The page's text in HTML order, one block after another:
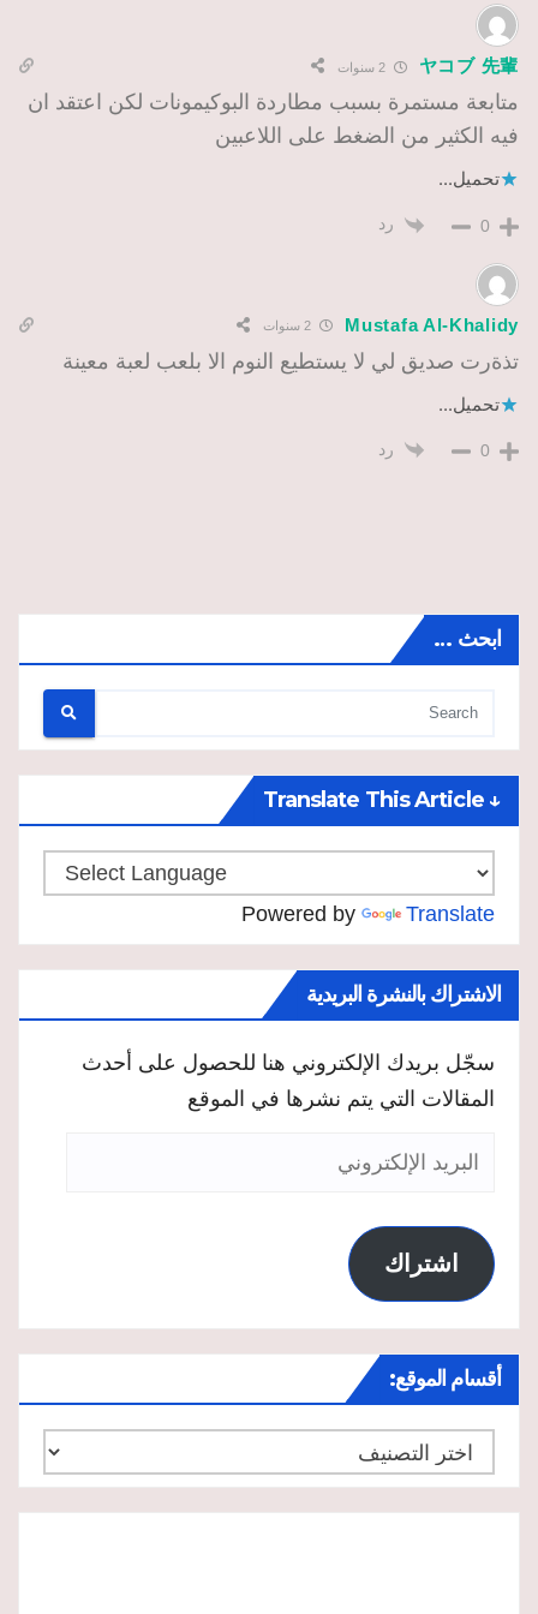
ヤコブ 先輩 2 سنوات
متابعة مستمرة بسبب مطاردة البوكيمونات لكن اعتقد ان
فيه الكثير من الضغط على اللاعبين
تحميل...
0 رد
Mustafa Al-Khalidy
تذةرت صديق لي لا يستطيع النوم الا بلعب لعبة معينة
تحميل...
0 رد
ابحث …
↓ Translate This Article
Powered by Translate
الاشتراك بالنشرة البريدية
سجّل بريدك الإلكتروني هنا للحصول على أحدث
المقالات التي يتم نشرها في الموقع
البريد
اشتراك
أقسام الموقع:
أقسام
الموقع: